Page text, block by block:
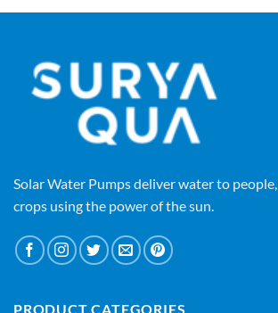
Solar Water Pumps deliver water to people,
crops using the power of the sun.
PRODUCT CATEGORIES